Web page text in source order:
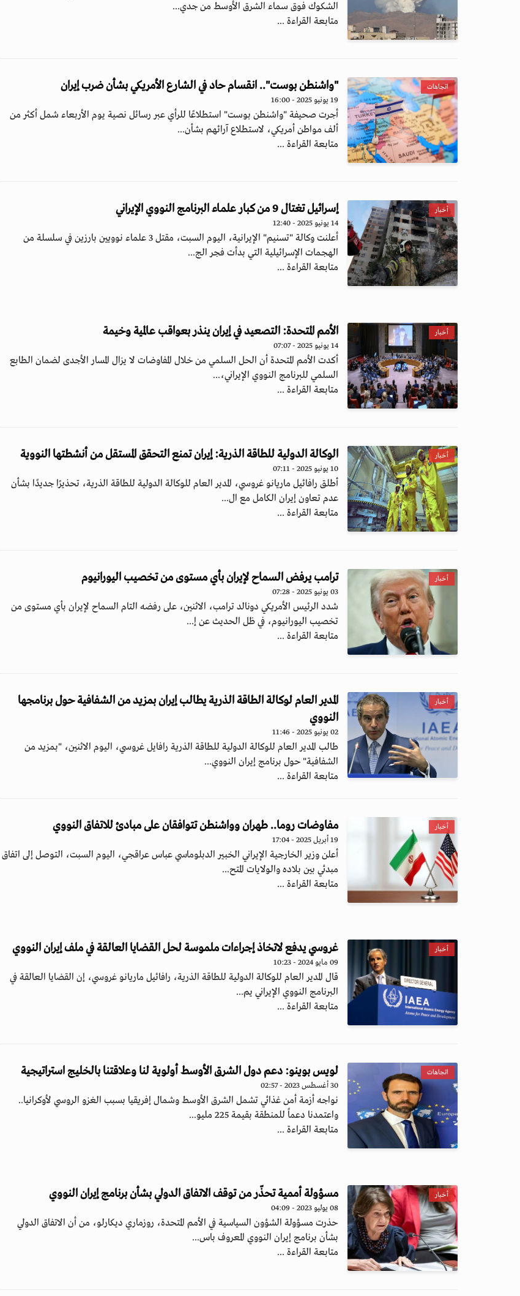
الشكوك فوق سماء الشرق الأوسط من جدي...
متابعة القراءة ...
اتجاهات "واشنطن بوست".. انقسام حاد في الشارع الأمريكي بشأن ضرب إيران
19 يونيو 2025 - 16:00
أجرت صحيفة "واشنطن بوست" استطلاعًا للرأي عبر رسائل نصية يوم الأربعاء شمل أكثر من
ألف مواطن أمريكي، لاستطلاع آرائهم بشأن...
متابعة القراءة ...
أخبار إسرائيل تغتال 9 من كبار علماء البرنامج النووي الإيراني
14 يونيو 2025 - 12:40
أعلنت وكالة "تسنيم" الإيرانية، اليوم السبت، مقتل 3 علماء نوويين بارزين في سلسلة من
الهجمات الإسرائيلية التي بدأت فجر الج...
متابعة القراءة ...
أخبار الأمم المتحدة: التصعيد في إيران ينذر بعواقب عالمية وخيمة
14 يونيو 2025 - 07:07
أكدت الأمم المتحدة أن الحل السلمي من خلال المفاوضات لا يزال المسار الأجدى لضمان الطابع
السلمي للبرنامج النووي الإيراني،...
متابعة القراءة ...
أخبار الوكالة الدولية للطاقة الذرية: إيران تمنع التحقق المستقل من أنشطتها النووية
10 يونيو 2025 - 07:11
أطلق رافائيل ماريانو غروسي، المدير العام للوكالة الدولية للطاقة الذرية، تحذيرًا جديدًا بشأن
عدم تعاون إيران الكامل مع ال...
متابعة القراءة ...
أخبار ترامب يرفض السماح لإيران بأي مستوى من تخصيب اليورانيوم
03 يونيو 2025 - 07:28
شدد الرئيس الأمريكي دونالد ترامب، الاثنين، على رفضه التام السماح لإيران بأي مستوى من
تخصيب اليورانيوم، في ظل الحديث عن إ...
متابعة القراءة ...
أخبار
المدير العام لوكالة الطاقة الذرية يطالب إيران بمزيد من الشفافية حول برنامجها
النووي
02 يونيو 2025 - 11:46
طالب المدير العام للوكالة الدولية للطاقة الذرية رافايل غروسي، اليوم الاثنين، "بمزيد من
الشفافية" حول برنامج إيران النووي...
متابعة القراءة ...
أخبار مفاوضات روما.. طهران وواشنطن تتوافقان على مبادئ للاتفاق النووي
19 أبريل 2025 - 17:04
أعلن وزير الخارجية الإيراني الخبير الدبلوماسي عباس عراقجي، اليوم السبت، التوصل إلى اتفاق
مبدئي بين بلاده والولايات المتح...
متابعة القراءة ...
أخبار غروسي يدفع لاتخاذ إجراءات ملموسة لحل القضايا العالقة في ملف إيران النووي
09 مايو 2024 - 10:23
قال المدير العام للوكالة الدولية للطاقة الذرية، رافائيل ماريانو غروسي، إن القضايا العالقة في
البرنامج النووي الإيراني يم...
متابعة القراءة ...
اتجاهات لويس بوينو: دعم دول الشرق الأوسط أولوية لنا وعلاقتنا بالخليج استراتيجية
30 أغسطس 2023 - 02:57
نواجه أزمة أمن غذائي تشمل الشرق الأوسط وشمال إفريقيا بسبب الغزو الروسي لأوكرانيا..
واعتمدنا دعماً للمنطقة بقيمة 225 مليو...
متابعة القراءة ...
أخبار مسؤولة أممية تحذّر من توقف الاتفاق الدولي بشأن برنامج إيران النووي
08 يوليو 2023 - 04:09
حذرت مسؤولة الشؤون السياسية في الأمم المتحدة، روزماري ديكارلو، من أن الاتفاق الدولي
بشأن برنامج إيران النووي المعروف باس...
متابعة القراءة ...